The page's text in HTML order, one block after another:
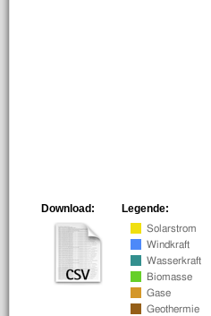
Legende:
Download: